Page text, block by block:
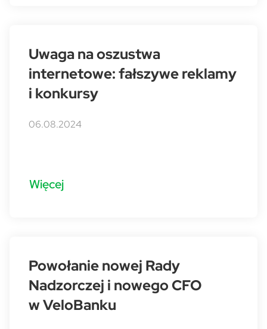
Uwaga na oszustwa
internetowe: fałszywe reklamy
i konkursy
06.08.2024
Więcej
Powołanie nowej Rady
Nadzorczej i nowego CFO
w VeloBanku